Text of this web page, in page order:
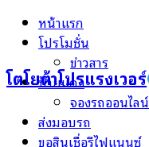
Skip
โตโยต้าโปรแรงเวอร์
หน้าแรก
โปรโมชั่น
ข่าวสาร
ป้ายแดง
จองรถออนไลน์
ส่งมอบรถ
ขอสินเชื่อรีไฟแนนซ์